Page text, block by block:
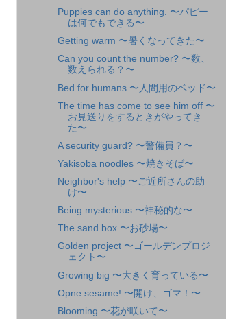
Puppies can do anything. 〜パピー
は何でもできる〜
Getting warm 〜暑くなってきた〜
Can you count the number? 〜数、
数えられる？〜
Bed for humans 〜人間用のベッド〜
The time has come to see him off 〜
お見送りをするときがやってき
た〜
A security guard? 〜警備員？〜
Yakisoba noodles 〜焼きそば〜
Neighbor's help 〜ご近所さんの助
け〜
Being mysterious 〜神秘的な〜
The sand box 〜お砂場〜
Golden project 〜ゴールデンプロジ
ェクト〜
Growing big 〜大きく育っている〜
Opne sesame! 〜開け、ゴマ！〜
Blooming 〜花が咲いて〜